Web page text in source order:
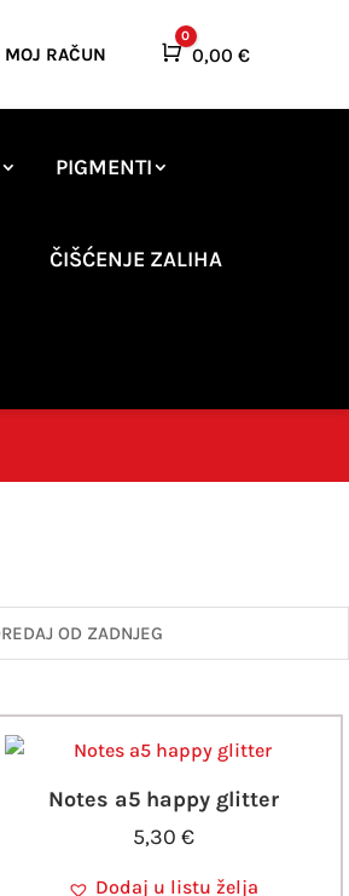
MOJ RAČUN Košarica
0
0,00 €
PIGMENTI
ČIŠĆENJE ZALIHA
Notes a5 happy glitter
5,30 €
Dodaj u listu želja